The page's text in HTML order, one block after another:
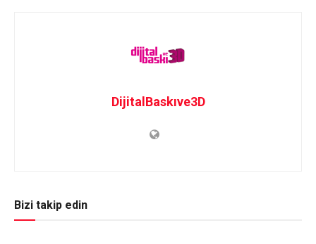
DijitalBaskıve3D
Bizi takip edin